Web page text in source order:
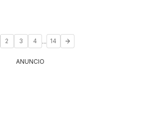
2 3 4 ... 14
ANUNCIO